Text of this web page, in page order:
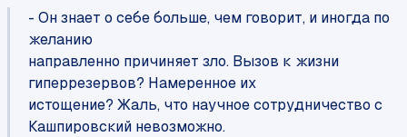
- Он знает о себе больше, чем говорит, и иногда по
желанию
направленно причиняет зло. Вызов к жизни
гиперрезервов? Намеренное их
истощение? Жаль, что научное сотрудничество с
Кашпировский невозможно.